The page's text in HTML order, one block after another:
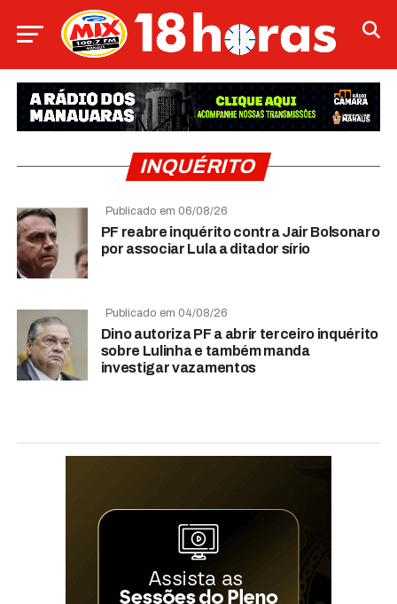
INQUÉRITO
Publicado em 06/08/26
PF reabre inquérito contra Jair Bolsonaro
por associar Lula a ditador sírio
Publicado em 04/08/26
Dino autoriza PF a abrir terceiro inquérito
sobre Lulinha e também manda
investigar vazamentos